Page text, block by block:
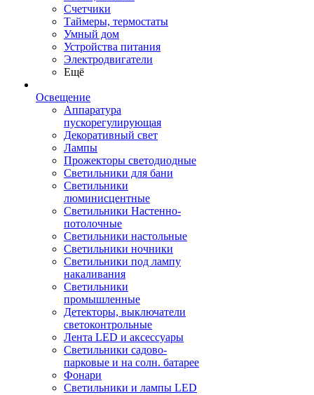
Счетчики
Таймеры, термостаты
Умный дом
Устройства питания
Электродвигатели
Ещё
Освещение
Аппаратура
пускорегулирующая
Декоративный свет
Лампы
Прожекторы светодиодные
Светильники для бани
Светильники
люминисцентные
Светильники Настенно-
потолочные
Светильники настольные
Светильники ночники
Светильники под лампу
накаливания
Светильники
промышленные
Детекторы, выключатели
светоконтрольные
Лента LED и аксессуары
Светильники садово-
парковые и на солн. батарее
Фонари
Светильники и лампы LED